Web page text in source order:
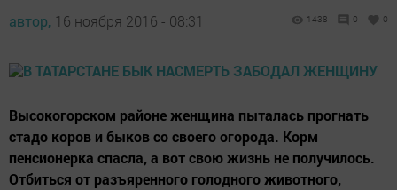
автор, 16 ноября 2016 - 08:31 1438 0 0
Высокогорском районе женщина пыталась прогнать
стадо коров и быков со своего огорода. Корм
пенсионерка спасла, а вот свою жизнь не получилось.
Отбиться от разъяренного голодного животного,